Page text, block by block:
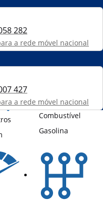
282
a rede móvel nacional
427
a rede móvel nacional
19 490 €
Combustível
Gasolina